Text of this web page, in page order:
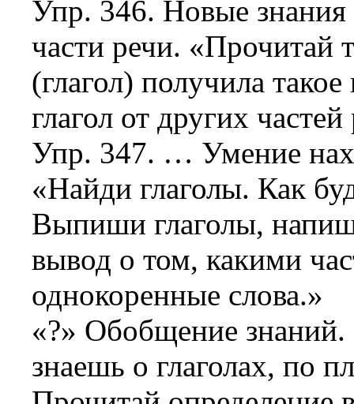
Упр. 346. Новые знания
части речи. «Прочитай
(глагол) получила
глагол от других
Упр. 347. … Умение
«Найди глаголы. Как
Выпиши глаголы,
вывод о том, какими
однокоренные слова.»
«?» Обобщение знаний.
знаешь о глаголах, по